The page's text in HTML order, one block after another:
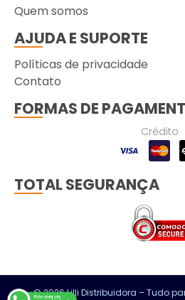
Quem somos
AJUDA E SUPORTE
Políticas de privacidade
Contato
FORMAS DE
Crédito
TOTAL SEGURANÇA
© 2026 Lilli Distribuidora – Tudo